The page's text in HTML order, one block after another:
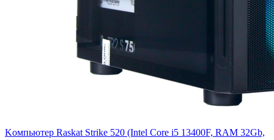
Kомпьютер Raskat Strike 520 (Intel Core i5 13400F, RAM 32Gb,